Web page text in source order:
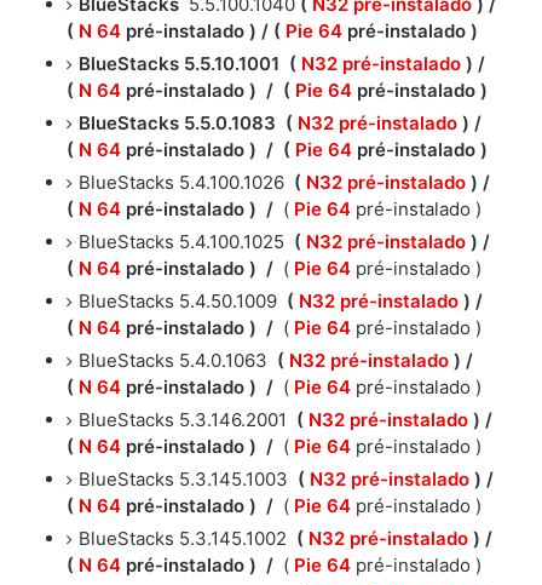
( N 64 pré-instalado ) / ( Pie 64 pré-instalado )
BlueStacks 5.5.10.1001 ( N32 pré-instalado ) /
( N 64 pré-instalado ) / ( Pie 64 pré-instalado )
BlueStacks 5.5.0.1083 ( N32 pré-instalado ) /
( N 64 pré-instalado ) / ( Pie 64 pré-instalado )
BlueStacks 5.4.100.1026 ( N32 pré-instalado ) /
( N 64 pré-instalado ) / ( Pie 64 pré-instalado )
BlueStacks 5.4.100.1025 ( N32 pré-instalado ) /
( N 64 pré-instalado ) / ( Pie 64 pré-instalado )
BlueStacks 5.4.50.1009 ( N32 pré-instalado ) /
( N 64 pré-instalado ) / ( Pie 64 pré-instalado )
BlueStacks 5.4.0.1063 ( N32 pré-instalado ) /
( N 64 pré-instalado ) / ( Pie 64 pré-instalado )
BlueStacks 5.3.146.2001 ( N32 pré-instalado ) /
( N 64 pré-instalado ) / ( Pie 64 pré-instalado )
BlueStacks 5.3.145.1003 ( N32 pré-instalado ) /
( N 64 pré-instalado ) / ( Pie 64 pré-instalado )
BlueStacks 5.3.145.1002 ( N32 pré-instalado ) /
( N 64 pré-instalado ) / ( Pie 64 pré-instalado )